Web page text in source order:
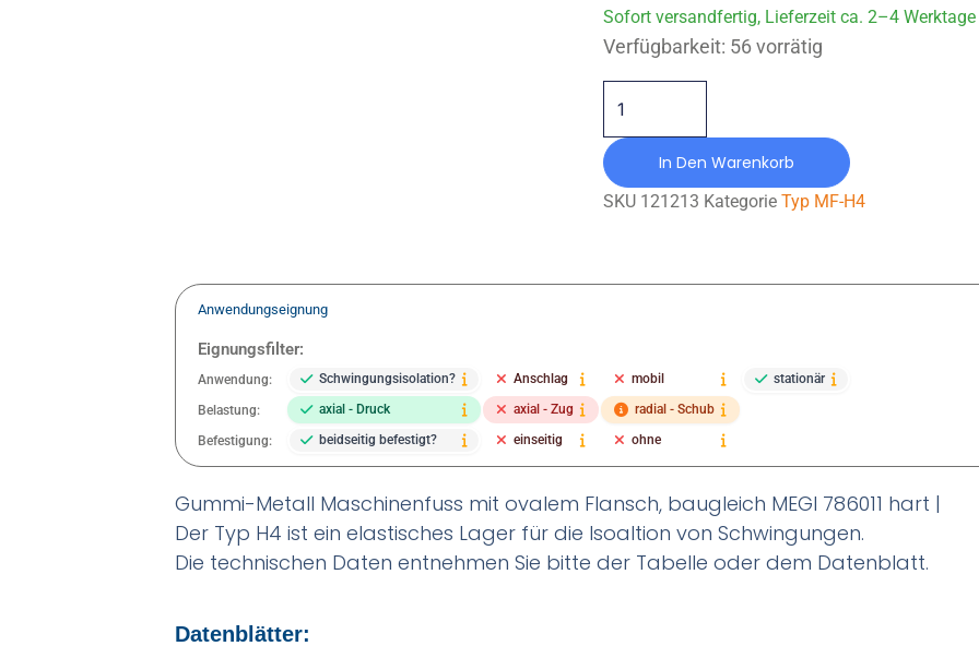
Sofort versandfertig, Lieferzeit ca. 2–4 Werktage
Verfügbarkeit: 56 vorrätig
MF-H4-150X051-M16-NR70 Menge
In Den Warenkorb
SKU 121213 Kategorie Typ MF-H4
Anwendungseignung
Eignungsfilter:
Anwendung: Schwingungsisolation? Anschlag mobil stationär
Belastung: axial - Druck axial - Zug radial - Schub
Befestigung: beidseitig befestigt? einseitig ohne
Gummi-Metall Maschinenfuss mit ovalem Flansch, baugleich MEGI 786011 hart |
Der Typ H4 ist ein elastisches Lager für die Isoaltion von Schwingungen.
Die technischen Daten entnehmen Sie bitte der Tabelle oder dem Datenblatt.
Datenblätter: